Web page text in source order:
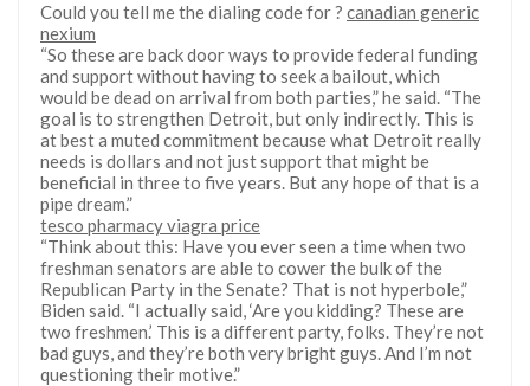
Could you tell me the dialing code for ? canadian generic
nexium
“So these are back door ways to provide federal funding
and support without having to seek a bailout, which
would be dead on arrival from both parties,” he said. “The
goal is to strengthen Detroit, but only indirectly. This is
at best a muted commitment because what Detroit really
needs is dollars and not just support that might be
beneficial in three to five years. But any hope of that is a
pipe dream.”
tesco pharmacy viagra price
“Think about this: Have you ever seen a time when two
freshman senators are able to cower the bulk of the
Republican Party in the Senate? That is not hyperbole,”
Biden said. “I actually said, ‘Are you kidding? These are
two freshmen.’ This is a different party, folks. They’re not
bad guys, and they’re both very bright guys. And I’m not
questioning their motive.”